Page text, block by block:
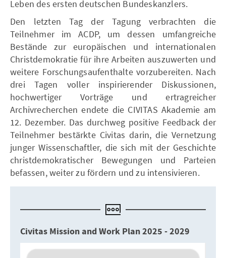
Leben des ersten deutschen Bundeskanzlers.
Den letzten Tag der Tagung verbrachten die
Teilnehmer im ACDP, um dessen umfangreiche
Bestände zur europäischen und internationalen
Christdemokratie für ihre Arbeiten auszuwerten und
weitere Forschungsaufenthalte vorzubereiten. Nach
drei Tagen voller inspirierender Diskussionen,
hochwertiger Vorträge und ertragreicher
Archivrecherchen endete die CIVITAS Akademie am
12. Dezember. Das durchweg positive Feedback der
Teilnehmer bestärkte Civitas darin, die Vernetzung
junger Wissenschaftler, die sich mit der Geschichte
christdemokratischer Bewegungen und Parteien
befassen, weiter zu fördern und zu intensivieren.
Civitas Mission and Work Plan 2025 - 2029